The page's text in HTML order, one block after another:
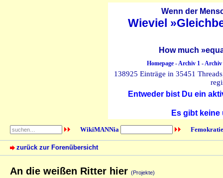
Wenn der
Wieviel
How much
Homepage-Archiv 1-Archiv
138925 Einträge in 35451
Entweder bist Du ein
Es gibt
WikiMANNia
zurück zur Forenübersicht
An die weißen Ritter hier (Projekte)